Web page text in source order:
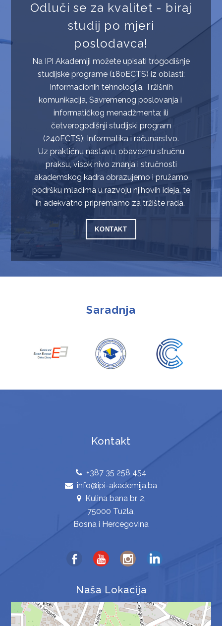
Odluči se za kvalitet - biraj
studij po mjeri
poslodavca!
Na IPI Akademiji možete upisati trogodišnje
studijske programe (180ECTS) iz oblasti:
Informacionih tehnologija, Tržišnih
komunikacija, Savremenog poslovanja i
informatičkog menadžmenta; ili
četverogodišnji studijski program
(240ECTS): Informatika i računarstvo.
Uz praktičnu nastavu, obaveznu stručnu
praksu, visok nivo znanja i stručnosti
akademskog kadra obrazujemo i pružamo
podršku mladima u razvoju njihovih ideja, te
ih adekvatno pripremamo za tržište rada.
KONTAKT
Saradnja
Kontakt
+387 35 258 454
info@ipi-akademija.ba
Kulina bana br. 2,
75000 Tuzla,
Bosna i Hercegovina
Naša Lokacija